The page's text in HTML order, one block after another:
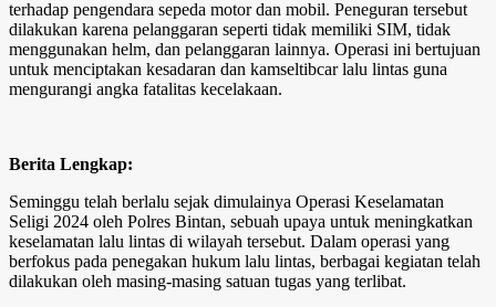
terhadap pengendara sepeda motor dan mobil. Peneguran tersebut
dilakukan karena pelanggaran seperti tidak memiliki SIM, tidak
menggunakan helm, dan pelanggaran lainnya. Operasi ini bertujuan
untuk menciptakan kesadaran dan kamseltibcar lalu lintas guna
mengurangi angka fatalitas kecelakaan.
Berita Lengkap:
Seminggu telah berlalu sejak dimulainya Operasi Keselamatan
Seligi 2024 oleh Polres Bintan, sebuah upaya untuk meningkatkan
keselamatan lalu lintas di wilayah tersebut. Dalam operasi yang
berfokus pada penegakan hukum lalu lintas, berbagai kegiatan telah
dilakukan oleh masing-masing satuan tugas yang terlibat.